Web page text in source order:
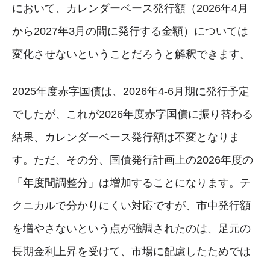
において、カレンダーベース発行額（2026年4月
から2027年3月の間に発行する金額）については
変化させないということだろうと解釈できます。
2025年度赤字国債は、2026年4-6月期に発行予定
でしたが、これが2026年度赤字国債に振り替わる
結果、カレンダーベース発行額は不変となりま
す。ただ、その分、国債発行計画上の2026年度の
「年度間調整分」は増加することになります。テ
クニカルで分かりにくい対応ですが、市中発行額
を増やさないという点が強調されたのは、足元の
長期金利上昇を受けて、市場に配慮したためでは